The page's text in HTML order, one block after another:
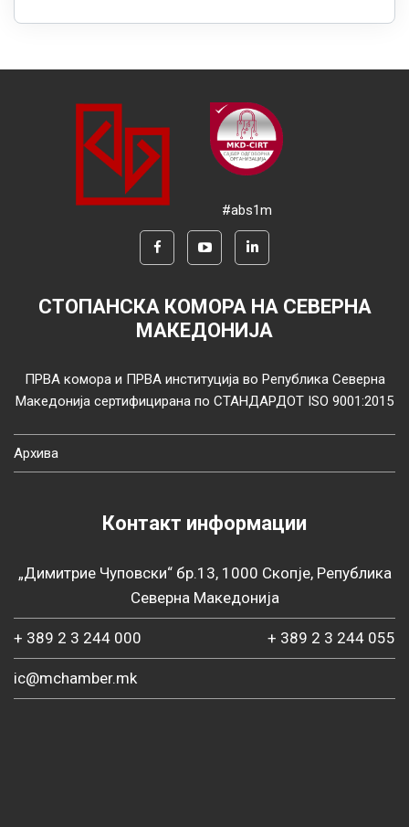
#abs1m
СТОПАНСКА КОМОРА НА СЕВЕРНА
МАКЕДОНИЈА
ПРВА комора и ПРВА институција во Република Северна
Македонија сертифицирана по СТАНДАРДОТ ISO 9001:2015
Архива
Контакт информации
„Димитрие Чуповски“ бр.13, 1000 Скопје, Република
Северна Македонија
+ 389 2 3 244 000 + 389 2 3 244 055
ic@mchamber.mk